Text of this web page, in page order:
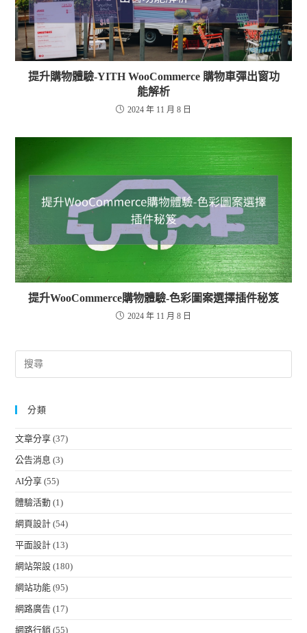
提升購物體驗-YITH WooCommerce 購物車彈出窗功
能解析
2024 年 11 月 8 日
提升WooCommerce購物體驗-色彩圖案選擇插件秘笈
2024 年 11 月 8 日
分類
文章分享 (37)
公告消息 (3)
AI分享 (55)
體驗活動 (1)
網頁設計 (54)
平面設計 (13)
網站架設 (180)
網站功能 (95)
網路廣告 (17)
網路行銷 (55)